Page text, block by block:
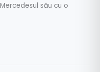
său cu o